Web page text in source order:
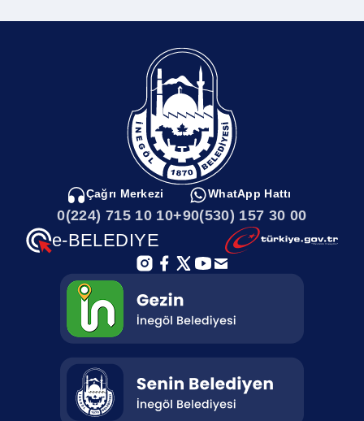
Çağrı Merkezi
0(224) 715 10 10
WhatApp Hattı
+90(530) 157 30 00
e-BELEDIYE